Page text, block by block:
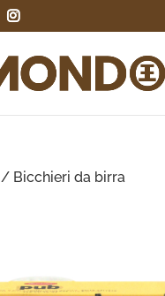
/ Bicchieri da birra